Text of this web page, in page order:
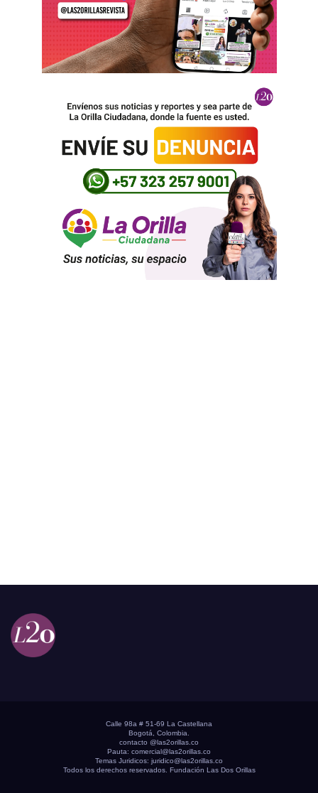
Calle 98a # 51-69 La Castellana
Bogotá, Colombia.
contacto @las2orillas.co
Pauta: comercial@las2orillas.co
Temas Juridicos: juridico@las2orillas.co
Todos los derechos reservados. Fundación Las Dos Orillas